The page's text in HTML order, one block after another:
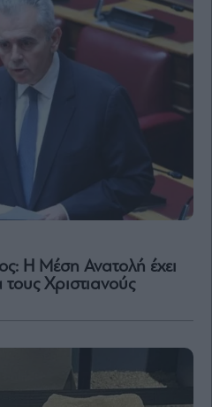
Η Μέση Ανατολή έχει
τους Χριστιανούς